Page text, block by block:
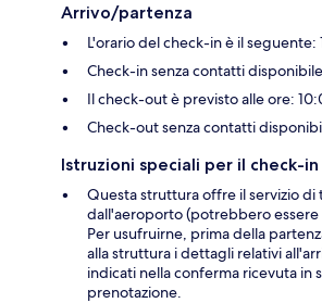
Arrivo/partenza
L'orario del check-in è il seguente:
Check-in senza contatti disponibile
Il check-out è previsto alle ore:
Check-out senza contatti
Istruzioni speciali per il check-in
Questa struttura offre il servizio
dall'aeroporto (potrebbero
Per usufruirne, prima della
alla struttura i dettagli relativi
indicati nella conferma ricevuta in
prenotazione.